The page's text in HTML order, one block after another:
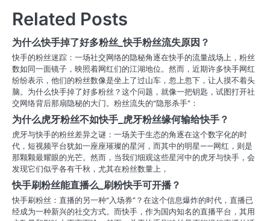
导
航
Related Posts
为什么快手掉了好多粉丝_快手粉丝流失原因？
快手的粉丝迷踪：一场社交网络的隐秘角逐在快手的流量战场上，粉丝
数如同一面镜子，映照着网红们的江湖地位。然而，近期许多快手网红
纷纷表示，他们的粉丝数像是坐上了过山车，忽上忽下，让人摸不着头
脑。为什么快手掉了好多粉丝？这个问题，就像一把钥匙，试图打开社
交网络背后那扇隐秘的大门。粉丝流失的“隐形杀手”：
为什么虎牙粉丝不如快手_虎牙粉丝缘何输给快手？
虎牙与快手的粉丝差异之谜：一场关于生态的角逐在这个数字化的时
代，短视频平台犹如一座座璀璨的星河，而其中的明星——网红，则是
那颗颗最耀眼的光芒。然而，当我们细观这些星河中的虎牙与快手，会
发现它们似乎各有千秋，尤其在粉丝数量上，
快手刷粉丝能直播么_刷粉快手可开播？
快手刷粉丝：直播的另一种“入场券”？在这个信息爆炸的时代，直播已
经成为一种新兴的社交方式。而快手，作为国内知名的直播平台，其用